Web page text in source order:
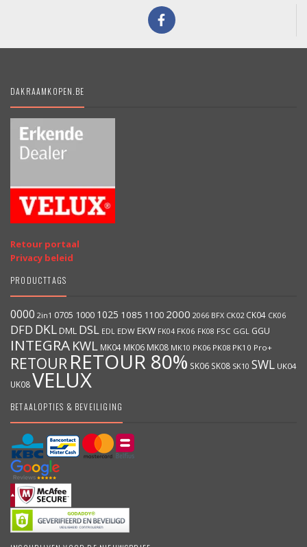
DAKRAAMKOPEN.BE
Retour portaal
Privacy beleid
PRODUCTTAGS
0000 2in1 0705 1000 1025 1085 1100 2000 2066 BFX CK02 CK04 CK06
DFD DKL DML DSL EDL EDW EKW FK04 FK06 FK08 FSC GGL GGU
INTEGRA KWL MK04 MK06 MK08 MK10 PK06 PK08 PK10 Pro+
RETOUR RETOUR 80% SK06 SK08 SK10 SWL UK04
UK08VELUX
BETAALOPTIES & BEVEILIGING